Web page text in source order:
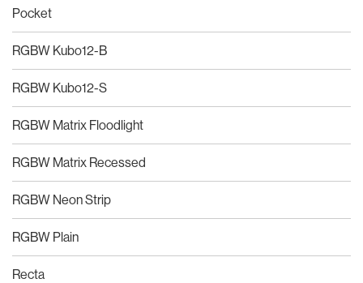
Pocket
RGBW Kubo12-B
RGBW Kubo12-S
RGBW Matrix Floodlight
RGBW Matrix Recessed
RGBW Neon Strip
RGBW Plain
Recta